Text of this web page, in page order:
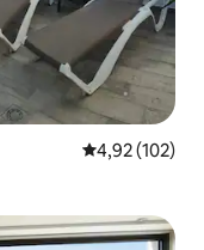
Priemerné
4,92 (102)